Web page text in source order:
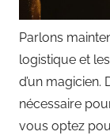
Parlons
logistique et
d’un magicien.
nécessaire
vous optez